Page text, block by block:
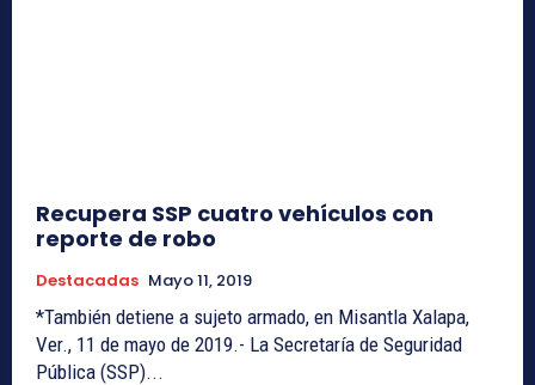
Recupera SSP cuatro vehículos con
reporte de robo
Destacadas Mayo 11, 2019
*También detiene a sujeto armado, en Misantla Xalapa,
Ver., 11 de mayo de 2019.- La Secretaría de Seguridad
Pública (SSP)...